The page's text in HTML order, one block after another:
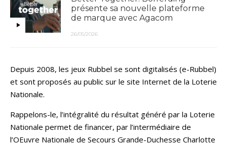
présente sa nouvelle plateforme
de marque avec Agacom
26/05/2026
Depuis 2008, les jeux Rubbel se sont digitalisés (e-Rubbel)
et sont proposés au public sur le site Internet de la Loterie
Nationale.
Rappelons-le, l’intégralité du résultat généré par la Loterie
Nationale permet de financer, par l’intermédiaire de
l’OEuvre Nationale de Secours Grande-Duchesse Charlotte